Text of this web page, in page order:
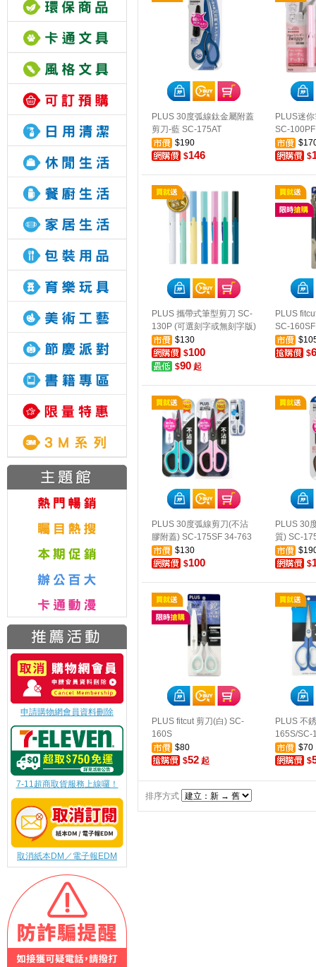
申請購物網會員資料刪除
7-11超商取貨服務上線囉！
取消紙本DM／電子報EDM
PLUS 30度弧線鈦金屬附蓋
剪刀-藍 SC-175AT
$190
$146
PLUS迷
SC-100PF
$
PLUS 攜帶式筆型剪刀 SC-
130P (可選刻字或無刻字版)
$130
$100
$90起
PLUS
SC-160SF
$
PLUS 30度弧線剪刀(不沾
膠附蓋) SC-175SF 34-763
$130
$100
PLUS 30
質) SC-
$
PLUS fitcut 剪刀(白) SC-
160S
$80
$52起
PLUS 不
165S/SC-
$70
$
排序方式